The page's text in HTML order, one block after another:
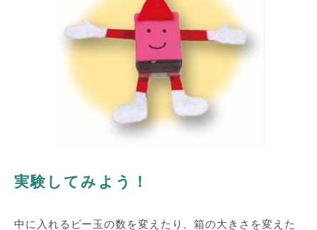
実験してみよう！
中に入れるビー玉の数を変えたり、箱の大きさを変えた